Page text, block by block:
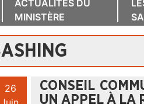
ACTUALITÉS DU
MINISTÈRE
26
CONSEIL
UN APPEL À LA